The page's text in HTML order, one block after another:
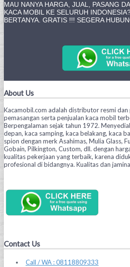
MAU NANYA HARGA, JUAL, PASANG
KACA MOBIL KE SELURUH
BERTANYA. GRATIS !!! SEGERA
About Us
Kacamobil.com adalah distributor resmi
pemasangan serta penjualan kaca mobil
Berpengalaman sejak tahun 1972.
depan, kaca samping, kaca belakang, kaca
spion dengan merk Asahimas, Mulia Glass,
Gobain, Pilkington, Custom, dll. dengan
kualitas pekerjaan yang terbaik, karena
profesional di bidangnya. Kualitas dan
Contact Us
Call / WA : 08118809333